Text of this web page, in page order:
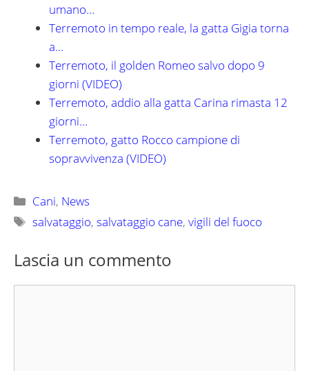
umano…
Terremoto in tempo reale, la gatta Gigia torna
a…
Terremoto, il golden Romeo salvo dopo 9
giorni (VIDEO)
Terremoto, addio alla gatta Carina rimasta 12
giorni…
Terremoto, gatto Rocco campione di
sopravvivenza (VIDEO)
Categorie
Cani, News
Tag
salvataggio,salvataggio cane,vigili del fuoco
Lascia un commento